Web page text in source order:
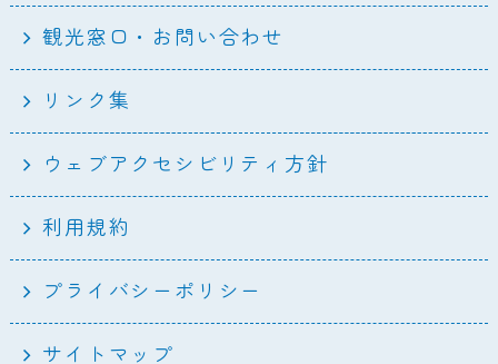
観光窓口・お問い合わせ
リンク集
ウェブアクセシビリティ方針
利用規約
プライバシーポリシー
サイトマップ